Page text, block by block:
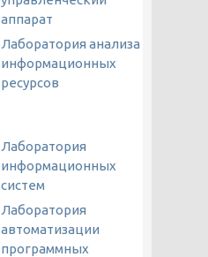
аппарат
Лаборатория анализа
информационных
ресурсов
Лаборатория
информационных
систем
Лаборатория
автоматизации
программных